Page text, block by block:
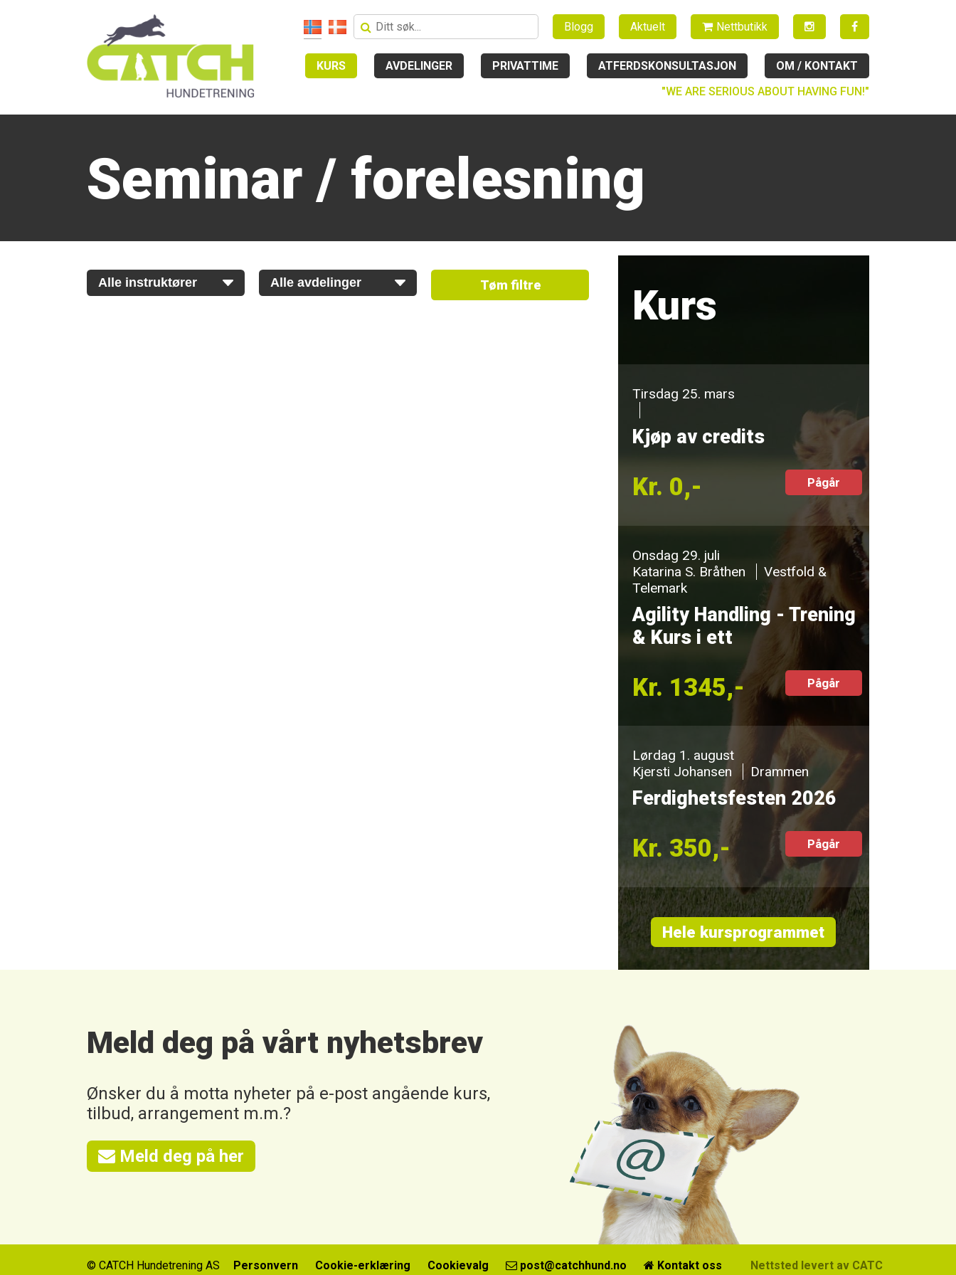
Blogg Aktuelt Nettbutikk
KURS AVDELINGER PRIVATTIME ATFERDSKONSULTASJON
OM / KONTAKT
"WE ARE SERIOUS ABOUT HAVING FUN!"
Seminar / forelesning
Tøm filtre Kurs
Tirsdag 25. mars
Kjøp av credits
Kr. 0,- Pågår
Onsdag 29. juli
Katarina S. Bråthen
Vestfold &
Telemark
Agility Handling - Trening
& Kurs i ett
Kr. 1345,- Pågår
Lørdag 1. august
Kjersti Johansen
Drammen
Ferdighetsfesten 2026
Kr. 350,- Pågår
Hele kursprogrammet
Meld deg på vårt nyhetsbrev
Ønsker du å motta nyheter på e-post angående kurs,
tilbud, arrangement m.m.?
Meld deg på her
© CATCH Hundetrening AS Personvern Cookie-erklæring Cookievalg post@catchhund.no Kontakt oss Nettsted levert av CATCH Media